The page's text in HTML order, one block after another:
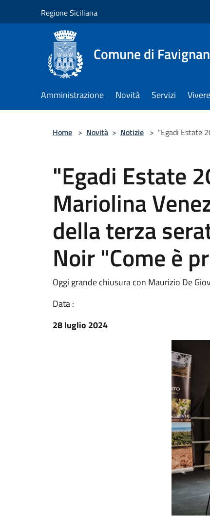
Regione Siciliana
Comune di
Amministrazione Novità Servizi
Home > Novità > Notizie > "Egadi Estate
"Egadi Estate
Mariolina
della terza
Noir "Come è
Oggi grande chiusura con Maurizio De
Data :
28 luglio 2024